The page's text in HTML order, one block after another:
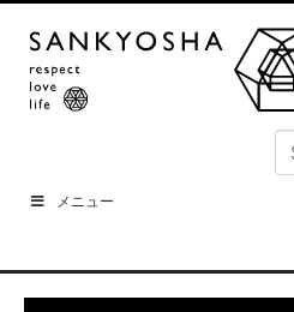
メニュー